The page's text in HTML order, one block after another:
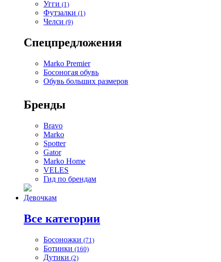
Угги (1)
Футзалки (1)
Челси (9)
Спецпредложения
Marko Premier
Босоногая обувь
Обувь больших размеров
Бренды
Bravo
Marko
Spotter
Gator
Marko Home
VELES
Гид по брендам
Девочкам
Все категории
Босоножки (71)
Ботинки (160)
Дутики (2)